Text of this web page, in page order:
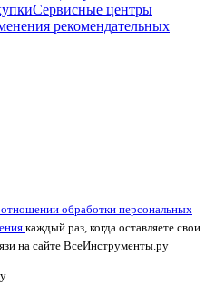
Сервисные центры
рекомендательных
обработки персональных
каждый раз, когда оставляете свои
на сайте ВсеИнструменты.ру